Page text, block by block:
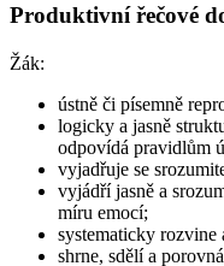
Produktivní řečové
Žák:
ústně či písemně
logicky a jasně
odpovídá pravidlům
vyjadřuje se
vyjádří jasně a
míru emocí;
systematicky
shrne, sdělí a